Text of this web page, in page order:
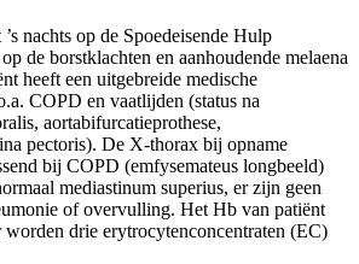
nachts op de Spoedeisende Hulp
de borstklachten en aanhoudende melaena
heeft een uitgebreide medische
COPD en vaatlijden (status na
aortabifurcatieprothese,
pectoris). De X-thorax bij opname
bij COPD (emfysemateus longbeeld)
mediastinum superius, er zijn geen
of overvulling. Het Hb van patiënt
drie erytrocytenconcentraten (EC)